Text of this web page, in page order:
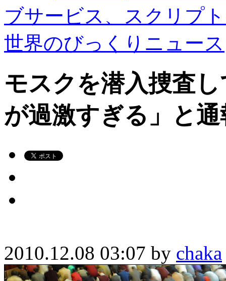
ブサービス、スクリプ
世界のびっくりニュース
モスクを潜入捜査
が過激すぎる」と
2010.12.08 03:07 by chaka